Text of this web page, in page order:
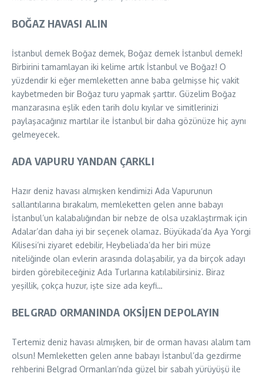
BOĞAZ HAVASI ALIN
İstanbul demek Boğaz demek, Boğaz demek İstanbul demek!
Birbirini tamamlayan iki kelime artık İstanbul ve Boğaz! O
yüzdendir ki eğer memleketten anne baba gelmişse hiç vakit
kaybetmeden bir Boğaz turu yapmak şarttır. Güzelim Boğaz
manzarasına eşlik eden tarih dolu kıyılar ve simitlerinizi
paylaşacağınız martılar ile İstanbul bir daha gözünüze hiç aynı
gelmeyecek.
ADA VAPURU YANDAN ÇARKLI
Hazır deniz havası almışken kendimizi Ada Vapurunun
sallantılarına bırakalım, memleketten gelen anne babayı
İstanbul’un kalabalığından bir nebze de olsa uzaklaştırmak için
Adalar’dan daha iyi bir seçenek olamaz. Büyükada’da Aya Yorgi
Kilisesi’ni ziyaret edebilir, Heybeliada’da her biri müze
niteliğinde olan evlerin arasında dolaşabilir, ya da birçok adayı
birden görebileceğiniz Ada Turlarına katılabilirsiniz. Biraz
yeşillik, çokça huzur, işte size ada keyfi…
BELGRAD ORMANINDA OKSİJEN DEPOLAYIN
Tertemiz deniz havası almışken, bir de orman havası alalım tam
olsun! Memleketten gelen anne babayı İstanbul’da gezdirme
rehberini Belgrad Ormanları’nda güzel bir sabah yürüyüşü ile